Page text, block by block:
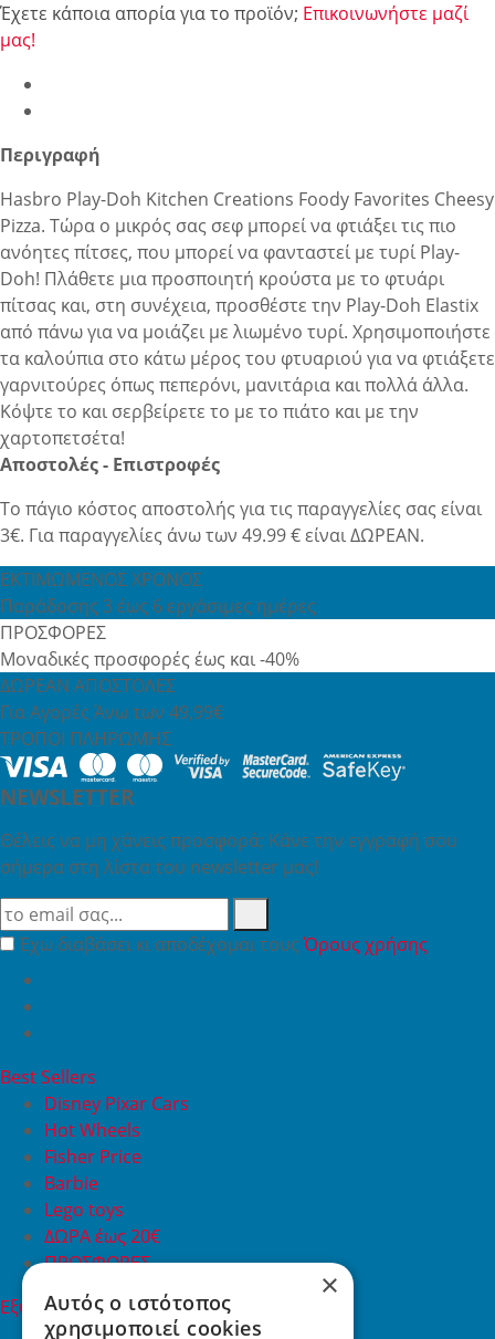
Έχετε κάποια απορία για το προϊόν; Επικοινωνήστε μαζί
μας!
Περιγραφή
Hasbro Play-Doh Kitchen Creations Foody Favorites Cheesy
Pizza. Τώρα ο μικρός σας σεφ μπορεί να φτιάξει τις πιο
ανόητες πίτσες, που μπορεί να φανταστεί με τυρί Play-
Doh! Πλάθετε μια προσποιητή κρούστα με το φτυάρι
πίτσας και, στη συνέχεια, προσθέστε την Play-Doh Elastix
από πάνω για να μοιάζει με λιωμένο τυρί. Χρησιμοποιήστε
τα καλούπια στο κάτω μέρος του φτυαριού για να φτιάξετε
γαρνιτούρες όπως πεπερόνι, μανιτάρια και πολλά άλλα.
Κόψτε το και σερβείρετε το με το πιάτο και με την
χαρτοπετσέτα!
Αποστολές - Επιστροφές
Το πάγιο κόστος αποστολής για τις παραγγελίες σας είναι
3€. Για παραγγελίες άνω των 49.99 € είναι ΔΩΡΕΑΝ.
ΕΚΤΙΜΩΜΕΝΟΣ ΧΡΟΝΟΣ
Παράδοσης 3 έως 6 εργάσιμες ημέρες
ΠΡΟΣΦΟΡΕΣ
Μοναδικές προσφορές έως και -40%
ΔΩΡΕΑΝ ΑΠΟΣΤΟΛΕΣ
Για Αγορές Άνω των 49,99€
ΤΡΟΠΟΙ ΠΛΗΡΩΜΗΣ
NEWSLETTER
Θέλεις να μη χάνεις προσφορά; Κάνε την εγγραφή σου
σήμερα στη λίστα του newsletter μας!
Έχω διαβάσει κι αποδέχομαι τουςΌρους χρήσης
Best Sellers
Disney Pixar Cars
Hot Wheels
Fisher Price
Barbie
Lego toys
ΔΩΡΑ έως 20€
ΠΡΟΣΦΟΡΕΣ
Εξυπηρέτηση Πελατών
Εξυπηρέτηση πελατών
×
Αυτός ο ιστότοπος
χρησιμοποιεί cookies